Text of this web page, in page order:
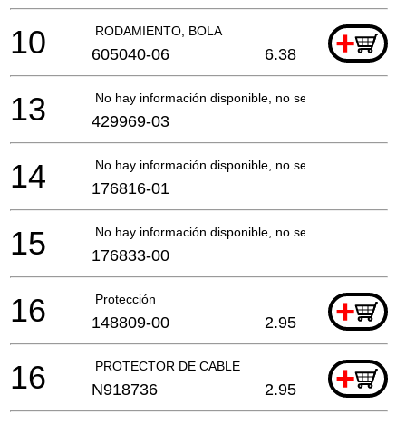
RODAMIENTO, BOLA +
10 605040-06 6.38
No hay información disponible, no se puede pedir
13 429969-03
No hay información disponible, no se puede pedir
14 176816-01
No hay información disponible, no se puede pedir
15 176833-00
Protección +
16 148809-00 2.95
PROTECTOR DE CABLE +
16 N918736 2.95